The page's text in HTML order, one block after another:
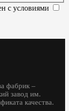
с условиями
фабрик –
завод им.
качества.